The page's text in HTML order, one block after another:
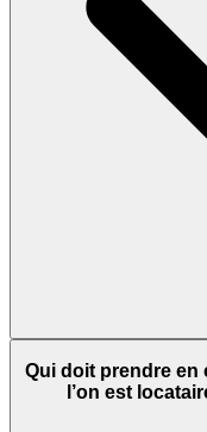
Qui doit prendre en
l’on est